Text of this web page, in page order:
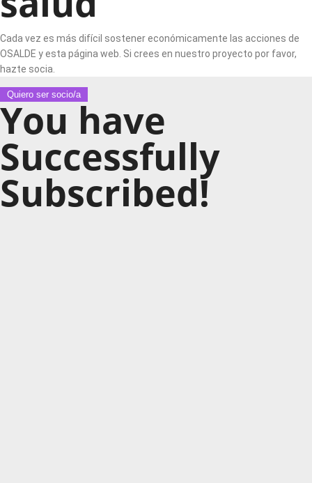
Cada vez es más difícil sostener económicamente las acciones de
OSALDE y esta página web. Si crees en nuestro proyecto por favor,
hazte socia.
Quiero ser socio/a
You have
Successfully
Subscribed!